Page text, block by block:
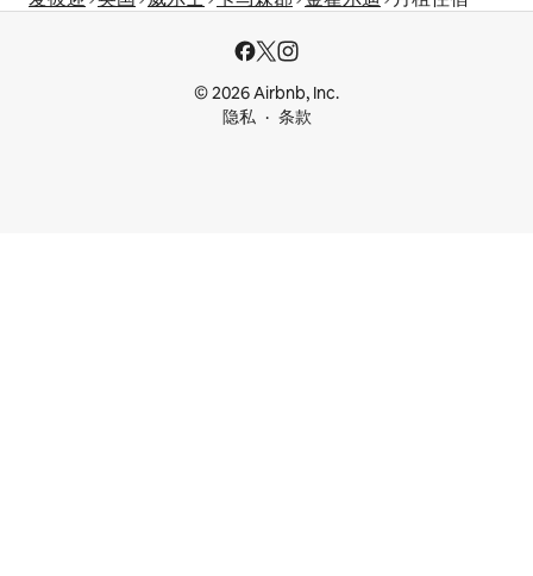
© 2026 Airbnb, Inc.
隐私
条款